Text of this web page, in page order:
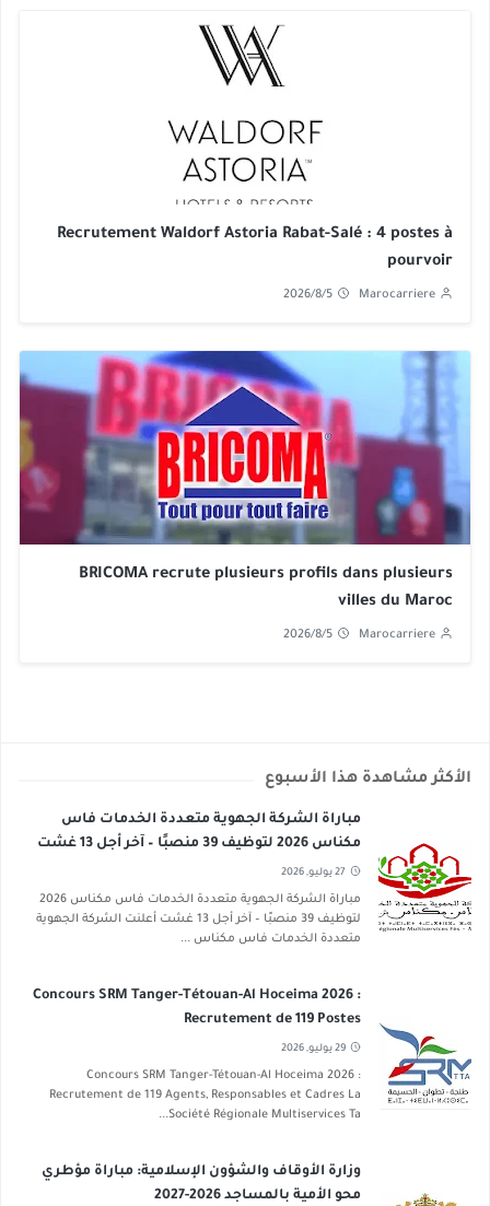
Recrutement Waldorf Astoria Rabat-Salé : 4 postes à
pourvoir
Marocarriere
2026/8/5
BRICOMA recrute plusieurs profils dans plusieurs
villes du Maroc
Marocarriere
2026/8/5
الأكثر مشاهدة هذا الأسبوع
مباراة الشركة الجهوية متعددة الخدمات فاس
مكناس 2026 لتوظيف 39 منصبًا – آخر أجل 13 غشت
2026
27 يوليو, 2026
مباراة الشركة الجهوية متعددة الخدمات فاس مكناس 2026
لتوظيف 39 منصبًا – آخر أجل 13 غشت أعلنت الشركة الجهوية
متعددة الخدمات فاس مكناس ...
Concours SRM Tanger-Tétouan-Al Hoceima 2026 :
Recrutement de 119 Postes
29 يوليو, 2026
Concours SRM Tanger-Tétouan-Al Hoceima 2026 :
Recrutement de 119 Agents, Responsables et Cadres La
Société Régionale Multiservices Ta...
وزارة الأوقاف والشؤون الإسلامية: مباراة مؤطري
محو الأمية بالمساجد 2026-2027